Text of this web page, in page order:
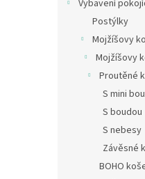
Vybavení
Postýlky
Mojžíšovy
Mojžíšovy
Proutěné
S mini
S boudou
S nebesy
Závěsné
BOHO